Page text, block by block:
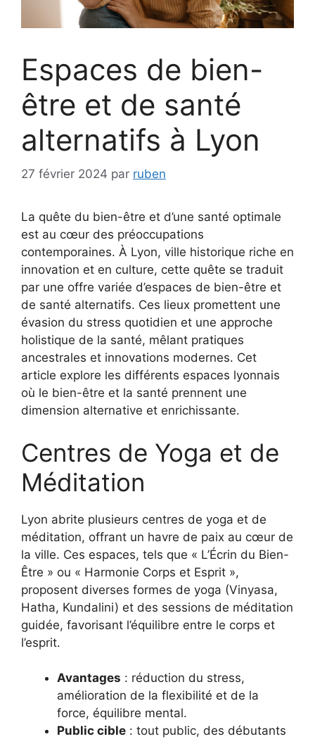
Espaces de bien-
être et de santé
alternatifs à Lyon
27 février 2024 par ruben
La quête du bien-être et d’une santé optimale
est au cœur des préoccupations
contemporaines. À Lyon, ville historique riche en
innovation et en culture, cette quête se traduit
par une offre variée d’espaces de bien-être et
de santé alternatifs. Ces lieux promettent une
évasion du stress quotidien et une approche
holistique de la santé, mêlant pratiques
ancestrales et innovations modernes. Cet
article explore les différents espaces lyonnais
où le bien-être et la santé prennent une
dimension alternative et enrichissante.
Centres de Yoga et de
Méditation
Lyon abrite plusieurs centres de yoga et de
méditation, offrant un havre de paix au cœur de
la ville. Ces espaces, tels que « L’Écrin du Bien-
Être » ou « Harmonie Corps et Esprit »,
proposent diverses formes de yoga (Vinyasa,
Hatha, Kundalini) et des sessions de méditation
guidée, favorisant l’équilibre entre le corps et
l’esprit.
Avantages : réduction du stress,
amélioration de la flexibilité et de la
force, équilibre mental.
Public cible : tout public, des débutants